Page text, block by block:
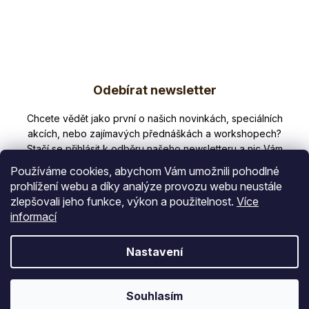
Používáme cookies, abychom Vám umožnili pohodlné
prohlížení webu a díky analýze provozu webu neustále
zlepšovali jeho funkce, výkon a použitelnost. Více
informací
Nastavení
Souhlasím
a
Odebírat newsletter
Nezmeškejte žádné novinky či slevy!
E-mail
Vložením e-mailu souhlasíte s
podmínkami ochrany osobních údajů